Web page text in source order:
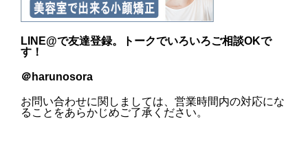
LINE@で友達登録。トークでいろいろご相談OKで
す！
＠harunosora
お問い合わせに関しましては、営業時間内の対応にな
ることをあらかじめご了承ください。